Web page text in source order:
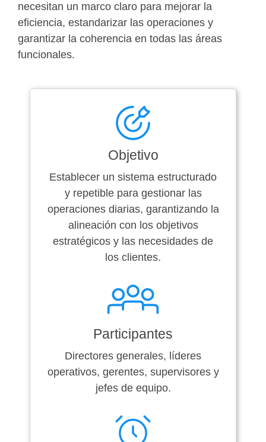
necesitan un marco claro para mejorar la
eficiencia, estandarizar las operaciones y
garantizar la coherencia en todas las áreas
funcionales.
Objetivo
Establecer un sistema estructurado
y repetible para gestionar las
operaciones diarias, garantizando la
alineación con los objetivos
estratégicos y las necesidades de
los clientes.
Participantes
Directores generales, líderes
operativos, gerentes, supervisores y
jefes de equipo.